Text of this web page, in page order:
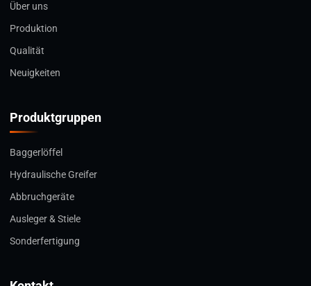
Über uns
Produktion
Qualität
Neuigkeiten
Produktgruppen
Baggerlöffel
Hydraulische Greifer
Abbruchgeräte
Ausleger & Stiele
Sonderfertigung